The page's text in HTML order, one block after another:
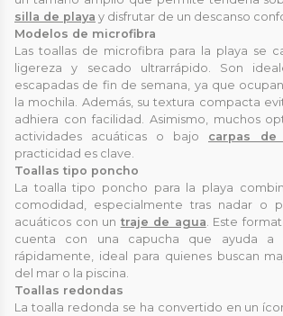
silla de playa y disfrutar de un descanso
Modelos de microfibra
Las toallas de microfibra para la playa se
ligereza y secado ultrarrápido. Son
escapadas de fin de semana, ya que
la mochila. Además, su textura compacta
adhiera con facilidad. Asimismo, muchos
actividades acuáticas o bajo carpas de
practicidad es clave.
Toallas tipo poncho
La toalla tipo poncho para la playa
comodidad, especialmente tras nadar o
acuáticos con un traje de agua. Este
cuenta con una capucha que ayuda a
rápidamente, ideal para quienes buscan
del mar o la piscina.
Toallas redondas
La toalla redonda se ha convertido en un